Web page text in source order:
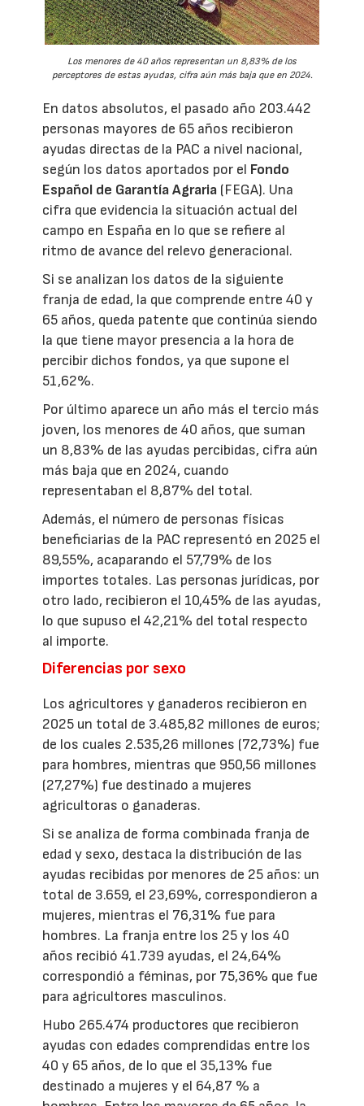
Los menores de 40 años representan un 8,83% de los
perceptores de estas ayudas, cifra aún más baja que en 2024.
En datos absolutos, el pasado año 203.442
personas mayores de 65 años recibieron
ayudas directas de la PAC a nivel nacional,
según los datos aportados por el Fondo
Español de Garantía Agraria (FEGA). Una
cifra que evidencia la situación actual del
campo en España en lo que se refiere al
ritmo de avance del relevo generacional.
Si se analizan los datos de la siguiente
franja de edad, la que comprende entre 40 y
65 años, queda patente que continúa siendo
la que tiene mayor presencia a la hora de
percibir dichos fondos, ya que supone el
51,62%.
Por último aparece un año más el tercio más
joven, los menores de 40 años, que suman
un 8,83% de las ayudas percibidas, cifra aún
más baja que en 2024, cuando
representaban el 8,87% del total.
Además, el número de personas físicas
beneficiarias de la PAC representó en 2025 el
89,55%, acaparando el 57,79% de los
importes totales. Las personas jurídicas, por
otro lado, recibieron el 10,45% de las ayudas,
lo que supuso el 42,21% del total respecto
al importe.
Diferencias por sexo
Los agricultores y ganaderos recibieron en
2025 un total de 3.485,82 millones de euros;
de los cuales 2.535,26 millones (72,73%) fue
para hombres, mientras que 950,56 millones
(27,27%) fue destinado a mujeres
agricultoras o ganaderas.
Si se analiza de forma combinada franja de
edad y sexo, destaca la distribución de las
ayudas recibidas por menores de 25 años: un
total de 3.659, el 23,69%, correspondieron a
mujeres, mientras el 76,31% fue para
hombres. La franja entre los 25 y los 40
años recibió 41.739 ayudas, el 24,64%
correspondió a féminas, por 75,36% que fue
para agricultores masculinos.
Hubo 265.474 productores que recibieron
ayudas con edades comprendidas entre los
40 y 65 años, de lo que el 35,13% fue
destinado a mujeres y el 64,87 % a